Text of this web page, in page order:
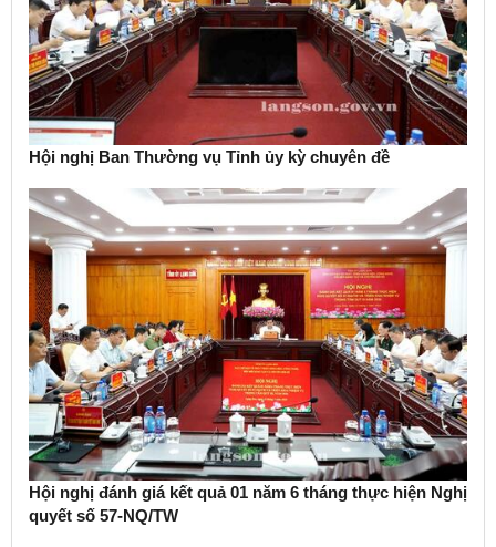
Hội nghị Ban Thường vụ Tỉnh ủy kỳ chuyên đề
Hội nghị đánh giá kết quả 01 năm 6 tháng thực hiện Nghị
quyết số 57-NQ/TW